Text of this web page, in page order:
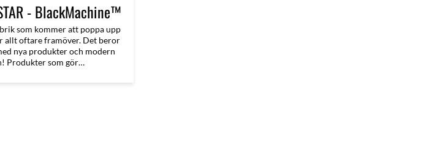
- BlackMachine™
som kommer att poppa upp
allt oftare framöver. Det beror
nya produkter och modern
Produkter som gör